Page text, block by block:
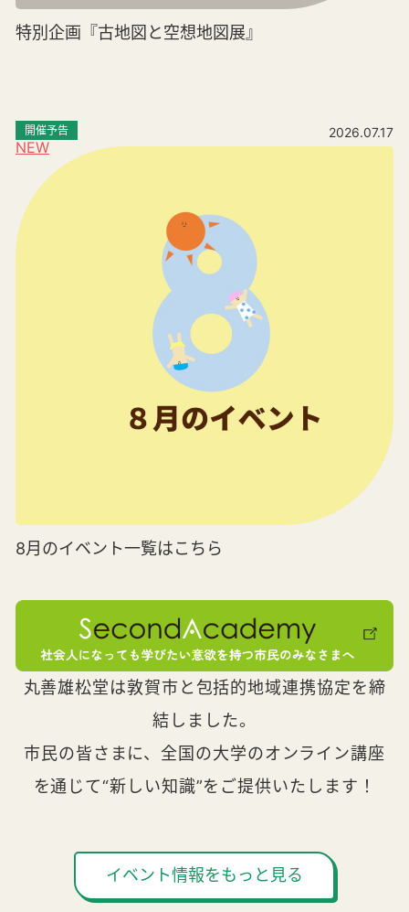
特別企画『古地図と空想地図展』
NEW
開催予告 2026.07.17
8月のイベント一覧はこちら
丸善雄松堂は敦賀市と包括的地域連携協定を締
結しました。
市民の皆さまに、全国の大学のオンライン講座
を通じて“新しい知識”をご提供いたします！
イベント情報をもっと見る